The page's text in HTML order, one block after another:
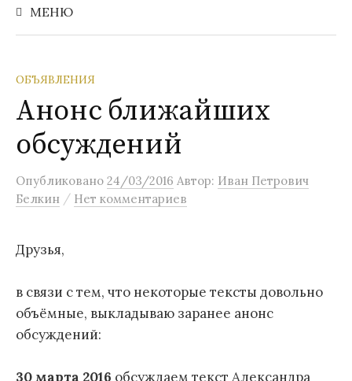
о
д
р
и
м
о
м
у
МЕНЮ
ОБЪЯВЛЕНИЯ
Анонс ближайших
обсуждений
Опубликовано 24/03/2016 Автор: Иван Петрович
Белкин / Нет комментариев
Друзья,
в связи с тем, что некоторые тексты довольно
объёмные, выкладываю заранее анонс
обсуждений:
30 марта 2016 обсуждаем текст Александра